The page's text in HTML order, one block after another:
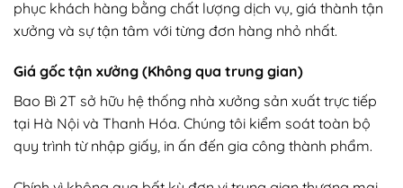
phục khách hàng bằng chất lượng dịch vụ, giá thành tận
xưởng và sự tận tâm với từng đơn hàng nhỏ nhất.
Giá gốc tận xưởng (Không qua trung gian)
Bao Bì 2T sở hữu hệ thống nhà xưởng sản xuất trực tiếp
tại Hà Nội và Thanh Hóa. Chúng tôi kiểm soát toàn bộ
quy trình từ nhập giấy, in ấn đến gia công thành phẩm.